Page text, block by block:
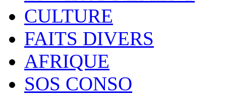
CULTURE
FAITS DIVERS
AFRIQUE
SOS CONSO